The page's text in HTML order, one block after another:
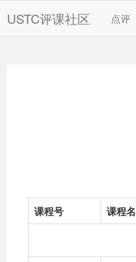
USTC评课社区 点评
课程号 课程名